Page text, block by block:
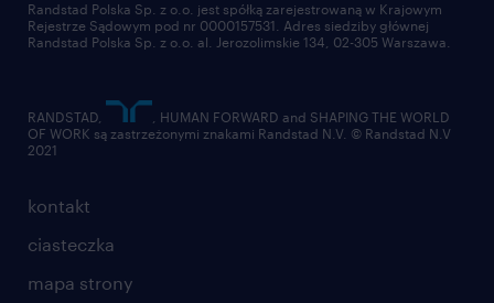
kontakt
ciasteczka
mapa strony
Randstad Polska Sp. z o.o. jest spółką zarejestrowaną w Krajowym
Rejestrze Sądowym pod nr 0000157531. Adres siedziby głównej
Randstad Polska Sp. z o.o. al. Jerozolimskie 134, 02-305 Warszawa.
RANDSTAD,
, HUMAN FORWARD and SHAPING THE WORLD
OF WORK są zastrzeżonymi znakami Randstad N.V. © Randstad N.V
2021